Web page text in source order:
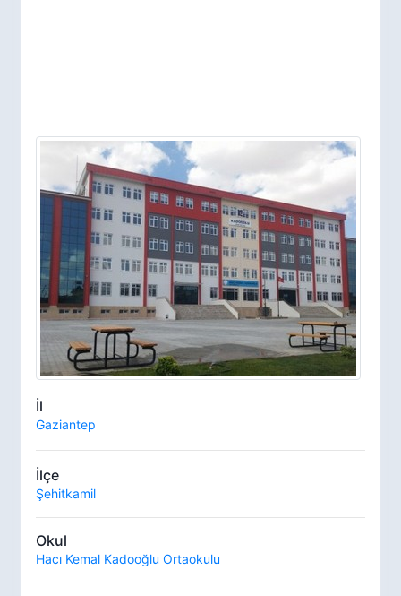
İl
Gaziantep
İlçe
Şehitkamil
Okul
Hacı Kemal Kadooğlu Ortaokulu